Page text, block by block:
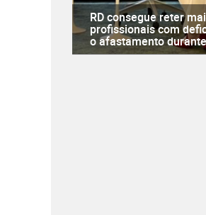
RD consegue reter
profissionais com
o afastamento